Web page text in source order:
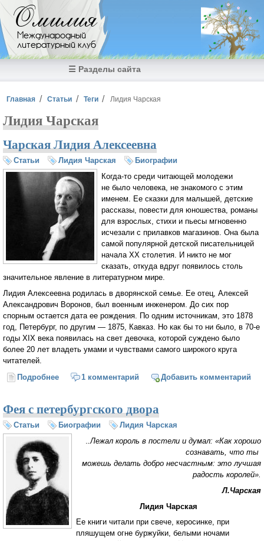
Перейти к основному содержанию
Омилия
Международный
литературный клуб
☰ Разделы сайта
Вы здесь
Главная Статьи Теги Лидия Чарская
Лидия Чарская
Чарская Лидия Алексеевна
Статьи Лидия Чарская
Биографии
Когда-то среди читающей молодежи
не было человека, не знакомого с этим
именем. Ее сказки для малышей, детские
рассказы, повести для юношества, романы
для взрослых, стихи и пьесы мгновенно
исчезали с прилавков магазинов. Она была
самой популярной детской писательницей
начала XX столетия. И никто не мог
сказать, откуда вдруг появилось столь
значительное явление в литературном мире.
Лидия Алексеевна родилась в дворянской семье. Ее отец, Алексей
Александрович Воронов, был военным инженером. До сих пор
спорным остается дата ее рождения. По одним источникам, это 1878
год, Петербург, по другим — 1875, Кавказ. Но как бы то ни было, в 70-е
годы XIX века появилась на свет девочка, которой суждено было
более 20 лет владеть умами и чувствами самого широкого круга
читателей.
Подробнее о Чарская Лидия Алексеевна
1 комментарий Добавить комментарий
Фея с петербургского двора
Статьи Биографии
Лидия Чарская
.Лежал король в постели и думал: «Как хорошо
сознавать, что ты
можешь делать добро несчастным: это лучшая
радость королей».
Л.Чарская
Лидия Чарская
Ее книги читали при свече, керосинке, при
пляшущем огне буржуйки, белыми ночами